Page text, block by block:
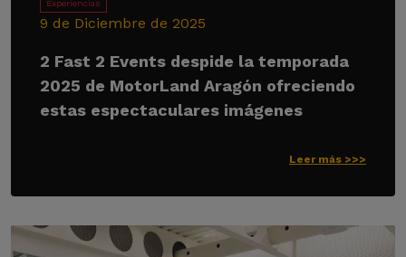
Experiencias
9 de Diciembre de 2025
2 Fast 2 Events despide la temporada
2025 de MotorLand Aragón ofreciendo
estas espectaculares imágenes
Leer más >>>